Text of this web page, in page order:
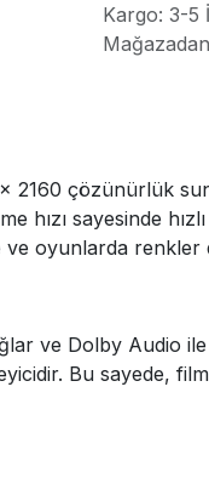
Kargo: 3-5
2160 çözünürlük
sayesinde
ve oyunlarda
ve Dolby Audio
Bu sayede,